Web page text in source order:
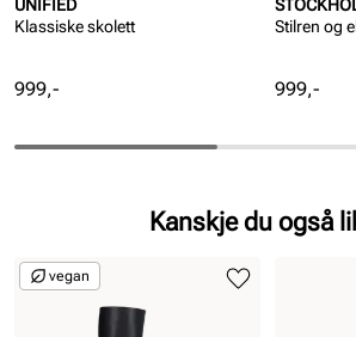
UNIFIED
Klassiske skolett
Pris
999,-
Stilren og
Pris
999,-
Kanskje du også
vegan